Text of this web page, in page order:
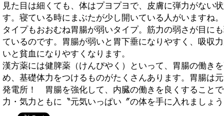
見た目は細くても、体はプヨプヨで、皮膚に弾力がない
す。寝ている時にまぶたが少し開いている人がいますね
タイプもおおむね胃腸が弱いタイプ。筋力の弱さが目に
ているのです。胃腸が弱いと胃下垂になりやすく、吸収
いと貧血になりやすくなります。
漢方薬には健脾薬（けんぴやく）といって、胃腸の働き
め、基礎体力をつけるものがたくさんあります。胃腸は
発電所！ 胃腸を強化して、内臓の働きを良くすること
力・気力ともに〝元気いっぱい〞の体を手に入れましょ